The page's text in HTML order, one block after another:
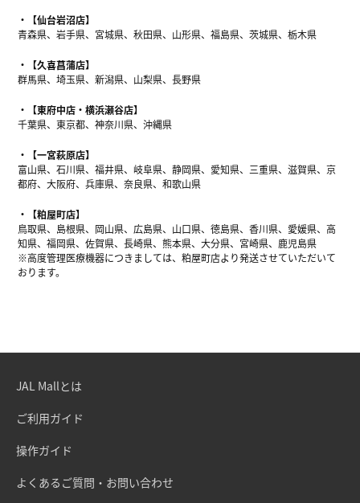
【仙台岩沼店】
青森県、岩手県、宮城県、秋田県、山形県、福島県、茨城県、栃木県
【久喜菖蒲店】
群馬県、埼玉県、新潟県、山梨県、長野県
【東府中店・横浜瀬谷店】
千葉県、東京都、神奈川県、沖縄県
【一宮萩原店】
富山県、石川県、福井県、岐阜県、静岡県、愛知県、三重県、滋賀県、京
都府、大阪府、兵庫県、奈良県、和歌山県
【粕屋町店】
鳥取県、島根県、岡山県、広島県、山口県、徳島県、香川県、愛媛県、高
知県、福岡県、佐賀県、長崎県、熊本県、大分県、宮崎県、鹿児島県
※高度管理医療機器につきましては、粕屋町店より発送させていただいて
おります。
JAL Mallとは
ご利用ガイド
操作ガイド
よくあるご質問・お問い合わせ